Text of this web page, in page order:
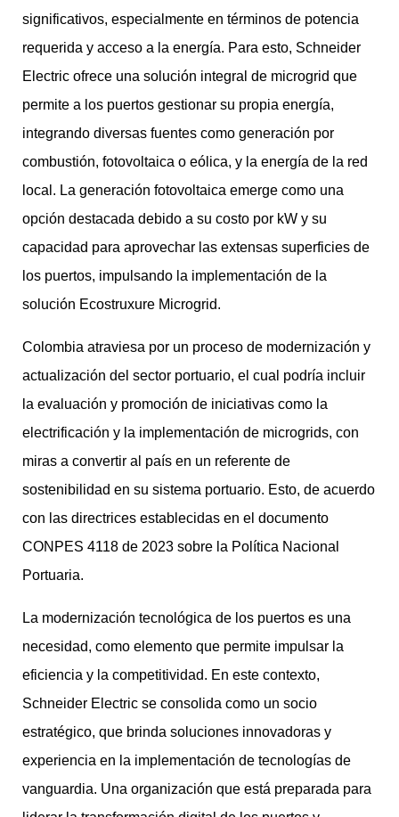
significativos, especialmente en términos de potencia
requerida y acceso a la energía. Para esto, Schneider
Electric ofrece una solución integral de microgrid que
permite a los puertos gestionar su propia energía,
integrando diversas fuentes como generación por
combustión, fotovoltaica o eólica, y la energía de la red
local. La generación fotovoltaica emerge como una
opción destacada debido a su costo por kW y su
capacidad para aprovechar las extensas superficies de
los puertos, impulsando la implementación de la
solución Ecostruxure Microgrid.
Colombia atraviesa por un proceso de modernización y
actualización del sector portuario, el cual podría incluir
la evaluación y promoción de iniciativas como la
electrificación y la implementación de microgrids, con
miras a convertir al país en un referente de
sostenibilidad en su sistema portuario. Esto, de acuerdo
con las directrices establecidas en el documento
CONPES 4118 de 2023 sobre la Política Nacional
Portuaria.
La modernización tecnológica de los puertos es una
necesidad, como elemento que permite impulsar la
eficiencia y la competitividad. En este contexto,
Schneider Electric se consolida como un socio
estratégico, que brinda soluciones innovadoras y
experiencia en la implementación de tecnologías de
vanguardia. Una organización que está preparada para